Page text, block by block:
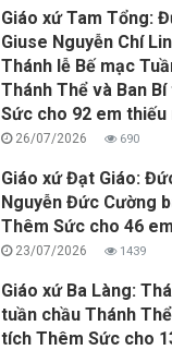
Giáo xứ Tam Tổng:
Giuse Nguyễn Chí
Thánh lễ Bế mạc
Thánh Thể và Ban
Sức cho 92 em thiếu
26/07/2026 690
Giáo xứ Đạt Giáo:
Nguyễn Đức Cường
Thêm Sức cho 46
23/07/2026 1439
Giáo xứ Ba Làng:
tuần chầu Thánh
tích Thêm Sức cho